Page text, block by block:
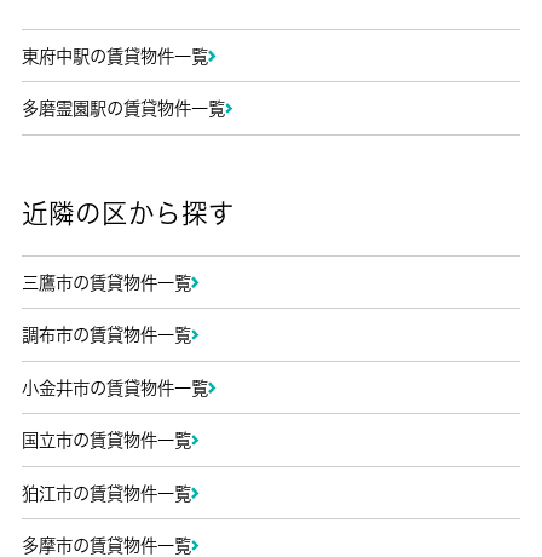
東府中駅の賃貸物件一覧
多磨霊園駅の賃貸物件一覧
近隣の区から探す
三鷹市の賃貸物件一覧
調布市の賃貸物件一覧
小金井市の賃貸物件一覧
国立市の賃貸物件一覧
狛江市の賃貸物件一覧
多摩市の賃貸物件一覧